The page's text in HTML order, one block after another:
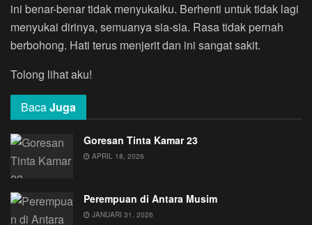
ini benar-benar tidak menyukaiku. Berhenti untuk tidak lagi
menyukai dirinya, semuanya sia-sia. Rasa tidak pernah
berbohong. Hati terus menjerit dan ini sangat sakit.
Tolong lihat aku!
BacaJuga
Goresan Tinta Kamar 23
APRIL 18, 2026
Perempuan di Antara Musim
JANUARI 31, 2026